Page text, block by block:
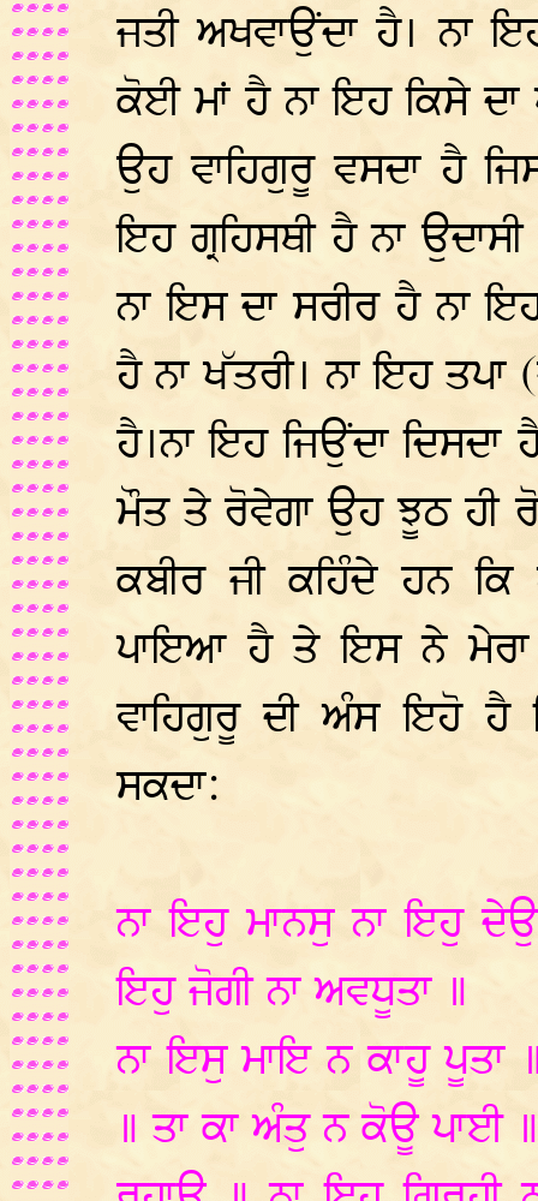
ਜਤੀ ਅਖਵਾਉਂਦਾ ਹੈ। ਨਾ
ਕੋਈ ਮਾਂ ਹੈ ਨਾ ਇਹ ਕਿਸੇ
ਉਹ ਵਾਹਿਗੁਰੂ ਵਸਦਾ ਹੈ
ਇਹ ਗ੍ਰਹਿਸਥੀ ਹੈ ਨਾ
ਨਾ ਇਸ ਦਾ ਸਰੀਰ ਹੈ ਨਾ
ਹੈ ਨਾ ਖੱਤਰੀ। ਨਾ ਇਹ
ਹੈ।ਨਾ ਇਹ ਜਿਉਂਦਾ
ਮੌਤ ਤੇ ਰੋਵੇਗਾ ਉਹ ਝੂਠ ਹੀ
ਕਬੀਰ ਜੀ ਕਹਿੰਦੇ ਹਨ
ਪਾਇਆ ਹੈ ਤੇ ਇਸ ਨੇ ਮੇਰਾ
ਵਾਹਿਗੁਰੂ ਦੀ ਅੰਸ ਇਹੋ ਹੈ
ਸਕਦਾ:
ਨਾ ਇਹੁ ਮਾਨਸੁ ਨਾ ਇਹੁ
ਇਹੁ ਜੋਗੀ ਨਾ ਅਵਧੂਤਾ ॥
ਨਾ ਇਸੁ ਮਾਇ ਨ ਕਾਹੂ
॥ ਤਾ ਕਾ ਅੰਤੁ ਨ ਕੋਊ ਪਾਈ